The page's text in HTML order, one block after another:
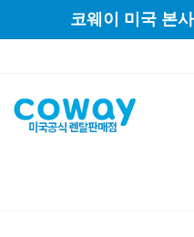
코웨이 미국 본